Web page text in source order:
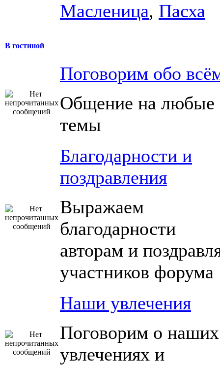
Масленица, Пасха
В гостиной
Поговорим обо
Общение на любые
темы
Благодарности и
поздравления
Выражаем
благодарности
авторам и
участников форума
Наши увлечения
Поговорим о наших
увлечениях и